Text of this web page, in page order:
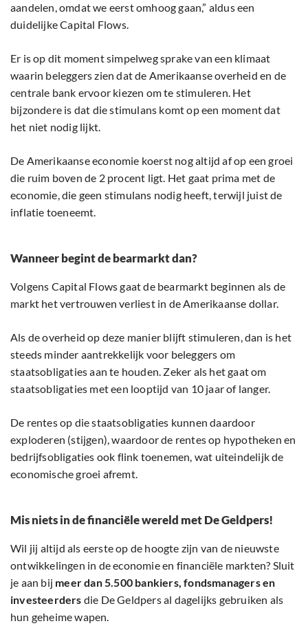
aandelen, omdat we eerst omhoog gaan,” aldus een
duidelijke Capital Flows.
Er is op dit moment simpelweg sprake van een klimaat
waarin beleggers zien dat de Amerikaanse overheid en de
centrale bank ervoor kiezen om te stimuleren. Het
bijzondere is dat die stimulans komt op een moment dat
het niet nodig lijkt.
De Amerikaanse economie koerst nog altijd af op een groei
die ruim boven de 2 procent ligt. Het gaat prima met de
economie, die geen stimulans nodig heeft, terwijl juist de
inflatie toeneemt.
Wanneer begint de bearmarkt dan?
Volgens Capital Flows gaat de bearmarkt beginnen als de
markt het vertrouwen verliest in de Amerikaanse dollar.
Als de overheid op deze manier blijft stimuleren, dan is het
steeds minder aantrekkelijk voor beleggers om
staatsobligaties aan te houden. Zeker als het gaat om
staatsobligaties met een looptijd van 10 jaar of langer.
De rentes op die staatsobligaties kunnen daardoor
exploderen (stijgen), waardoor de rentes op hypotheken en
bedrijfsobligaties ook flink toenemen, wat uiteindelijk de
economische groei afremt.
Mis niets in de financiële wereld met De Geldpers!
Wil jij altijd als eerste op de hoogte zijn van de nieuwste
ontwikkelingen in de economie en financiële markten? Sluit
je aan bij meer dan 5.500 bankiers, fondsmanagers en
investeerders die De Geldpers al dagelijks gebruiken als
hun geheime wapen.